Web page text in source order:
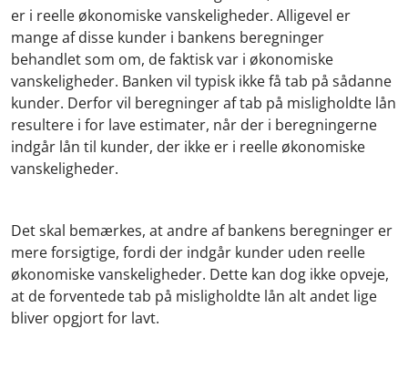
er i reelle økonomiske vanskeligheder. Alligevel er
mange af disse kunder i bankens beregninger
behandlet som om, de faktisk var i økonomiske
vanskeligheder. Banken vil typisk ikke få tab på sådanne
kunder. Derfor vil beregninger af tab på misligholdte lån
resultere i for lave estimater, når der i beregningerne
indgår lån til kunder, der ikke er i reelle økonomiske
vanskeligheder.
Det skal bemærkes, at andre af bankens beregninger er
mere forsigtige, fordi der indgår kunder uden reelle
økonomiske vanskeligheder. Dette kan dog ikke opveje,
at de forventede tab på misligholdte lån alt andet lige
bliver opgjort for lavt.